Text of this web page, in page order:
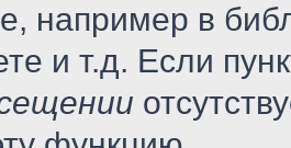
например в
и т.д. Если